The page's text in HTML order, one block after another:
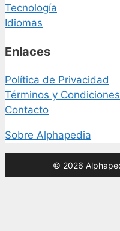
Tecnología
Idiomas
Enlaces
Política de Privacidad
Términos y Condiciones
Contacto
Sobre Alphapedia